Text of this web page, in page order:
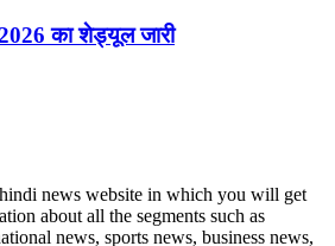
का शेड्यूल जारी
news website in which you will get
about all the segments such as
news, sports news, business news,